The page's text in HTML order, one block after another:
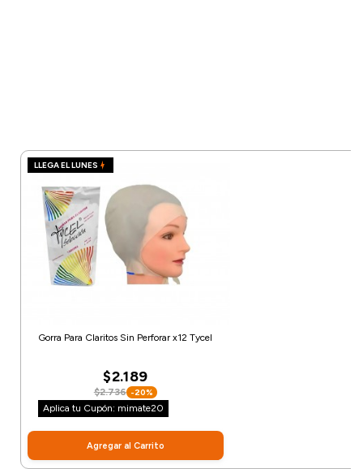
LLEGA EL LUNES
Gorra Para Claritos Sin Perforar x12 Tycel
$2.189
$2.736 -20%
Aplica tu Cupón: mimate20
Agregar al Carrito